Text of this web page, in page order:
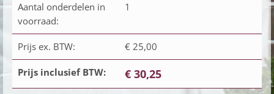
Aantal onderdelen in
voorraad:
1
Prijs ex. BTW: € 25,00
Prijs inclusief BTW: € 30,25